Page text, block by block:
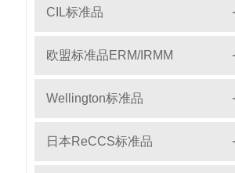
CIL标准品
欧盟标准品ERM/IRMM
Wellington标准品
日本ReCCS标准品